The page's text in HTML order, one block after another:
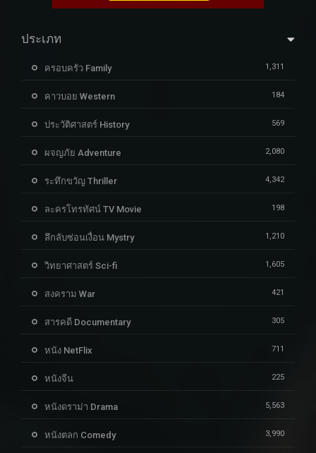
ประเภท
ครอบครัว Family 1,311
คาวบอย Western 184
ประวัติศาสตร์ History 569
ผจญภัย Adventure 2,080
ระทึกขวัญ Thriller 4,342
ละครโทรทัศน์ TV Movie 198
ลึกลับซ่อนเงื่อน Mystry 1,210
วิทยาศาสตร์ Sci-fi 1,605
สงคราม War 421
สารคดี Documentary 305
หนัง NetFlix 711
หนังจีน 225
หนังดราม่า Drama 5,563
หนังตลก Comedy 3,990